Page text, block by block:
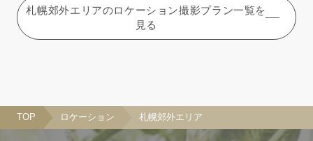
札幌郊外エリアのロケーション撮影プラン一覧を
見る
TOP ロケーション 札幌郊外エリア